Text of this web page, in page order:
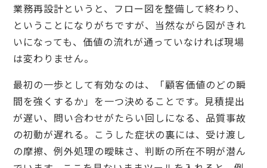
業務再設計というと、フロー図を整備して終わり、
ということになりがちですが、当然ながら図がきれ
いになっても、価値の流れが通っていなければ現場
は変わりません。
最初の一歩として有効なのは、「顧客価値のどの瞬
間を強くするか」を一つ決めることです。見積提出
が遅い、問い合わせがたらい回しになる、品質事故
の初動が遅れる。こうした症状の裏には、受け渡し
の摩擦、例外処理の曖昧さ、判断の所在不明が潜ん